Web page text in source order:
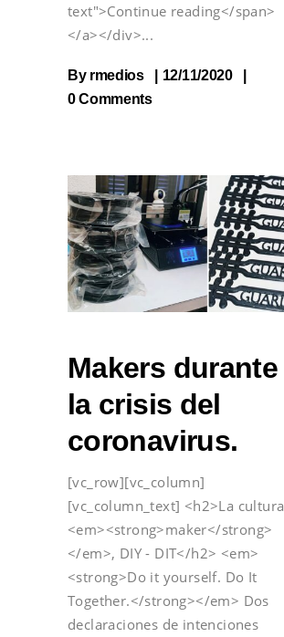
text">Continue reading</span>
</a></div>
By rmedios
12/11/2020
0 Comments
Makers durante
la crisis del
coronavirus.
[vc_row][vc_column]
[vc_column_text] <h2>La cultura
<em><strong>maker</strong>
</em>, DIY - DIT</h2> <em>
<strong>Do it yourself. Do It
Together.</strong></em> Dos
declaraciones de intenciones